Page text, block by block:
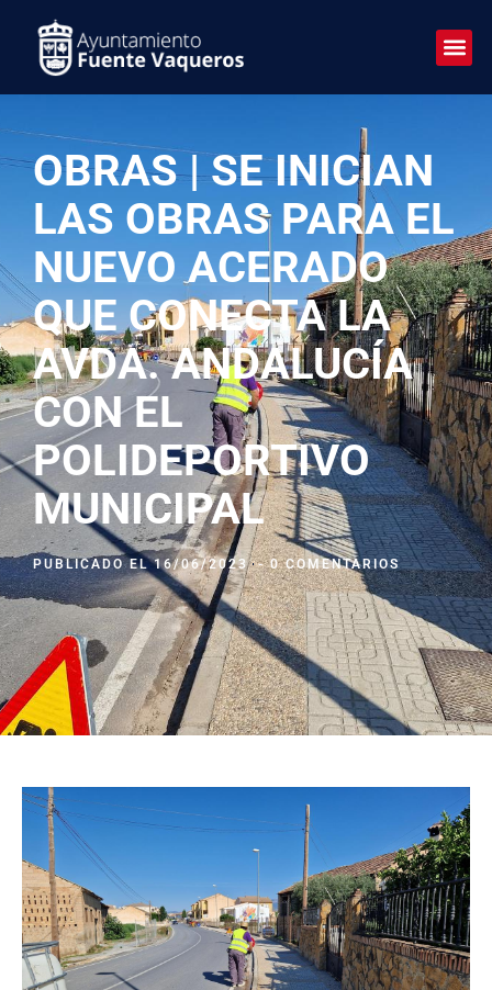
OBRAS | SE INICIAN
LAS OBRAS PARA EL
NUEVO ACERADO
QUE CONECTA LA
AVDA. ANDALUCÍA
CON EL
POLIDEPORTIVO
MUNICIPAL
PUBLICADO EL16/06/2023 -0 COMENTARIOS